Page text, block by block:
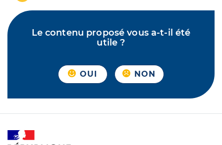
Le contenu proposé vous a-t-il été
utile ?
OUI NON